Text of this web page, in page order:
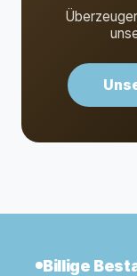
Billige